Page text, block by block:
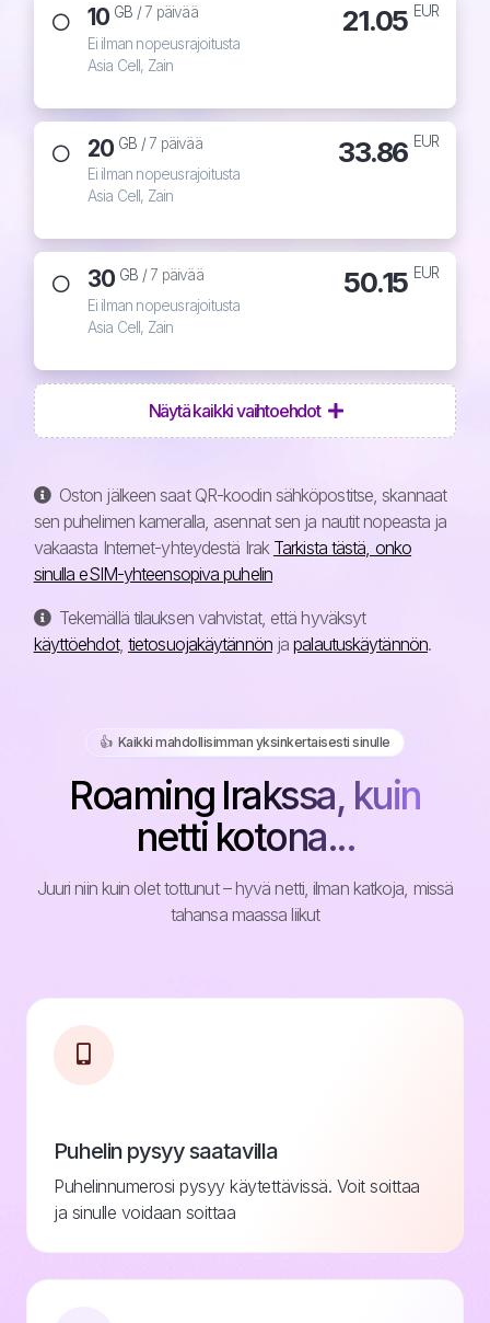
10 GB /7 päivää
Ei ilman nopeusrajoitusta
Asia Cell, Zain
21.05 EUR
20 GB /7 päivää
Ei ilman nopeusrajoitusta
Asia Cell, Zain
33.86 EUR
30 GB /7 päivää
Ei ilman nopeusrajoitusta
Asia Cell, Zain
50.15 EUR
Näytä kaikki vaihtoehdot
Oston jälkeen saat QR-koodin sähköpostitse, skannaat
sen puhelimen kameralla, asennat sen ja nautit nopeasta ja
vakaasta Internet-yhteydestä Irak Tarkista tästä, onko
sinulla eSIM-yhteensopiva puhelin
Tekemällä tilauksen vahvistat, että hyväksyt
käyttöehdot, tietosuojakäytännönjapalautuskäytännön.
👍️ Kaikki mahdollisimman yksinkertaisesti sinulle
Roaming Irakssa, kuin
netti kotona...
Juuri niin kuin olet tottunut – hyvä netti, ilman katkoja, missä
tahansa maassa liikut
Puhelin pysyy saatavilla
Puhelinnumerosi pysyy käytettävissä. Voit soittaa
ja sinulle voidaan soittaa